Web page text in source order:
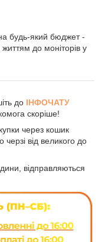
будь-який бюджет -
до моніторів у
до ІНФОЧАТУ
скоріше!
через кошик
від великого до
відправляються